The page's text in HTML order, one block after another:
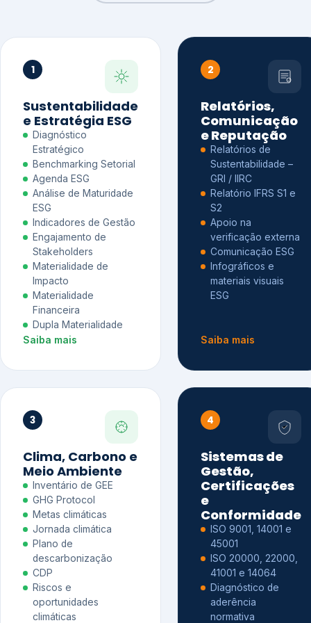
1
Sustentabilidade
e Estratégia ESG
Diagnóstico
Estratégico
Benchmarking Setorial
Agenda ESG
Análise de Maturidade
ESG
Indicadores de Gestão
Engajamento de
Stakeholders
Materialidade de
Impacto
Materialidade
Financeira
Dupla Materialidade
Saiba mais
2
Relatórios,
Comunicação
e Reputação
Relatórios de
Sustentabilidade –
GRI / IIRC
Relatório IFRS S1 e
S2
Apoio na
verificação externa
Comunicação ESG
Infográficos e
materiais visuais
ESG
Saiba mais
3
Clima, Carbono e
Meio Ambiente
Inventário de GEE
GHG Protocol
Metas climáticas
Jornada climática
Plano de
descarbonização
CDP
Riscos e
oportunidades
climáticas
4
Sistemas de
Gestão,
Certificações
e
Conformidade
ISO 9001, 14001 e
45001
ISO 20000, 22000,
41001 e 14064
Diagnóstico de
aderência
normativa